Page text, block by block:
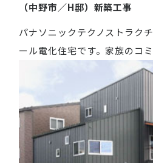
（中野市／H邸）新築工事
パナソニックテクノストラク
ール電化住宅です。家族のコ